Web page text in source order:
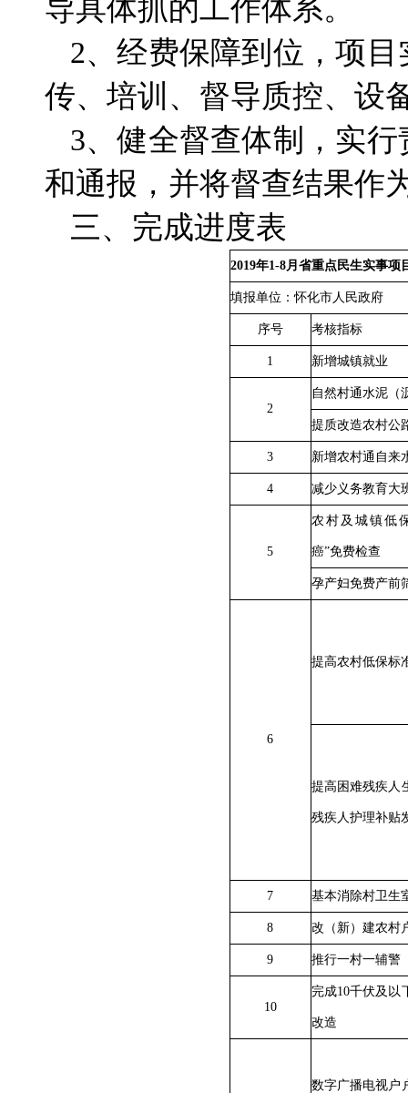
导具体抓的工作体系。
2、经费保障到位，项
传、培训、督导质控、设
3、健全督查体制，实
和通报，并将督查结果作
三、完成进度表
2019年1-8月省重点民生实
填报单位：怀化市人民政府
序号 考核指标
1 新增城镇就业
2
自然村通水泥（
提质改造农村公
3 新增农村通自来
4 减少义务教育大
5
农村及城镇低
癌”免费检查
孕产妇免费产前
6
提高农村低保标
提高困难残疾人
残疾人护理补贴
7 基本消除村卫生
8 改（新）建农村
9 推行一村一辅警
10
完成10千伏及以
改造
数字广播电视户